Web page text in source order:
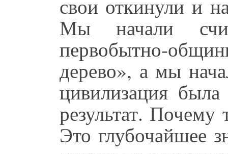
свои откинули и
Мы начали
первобытно-
дерево», а мы
цивилизация
результат. Почему
Это глубочайшее